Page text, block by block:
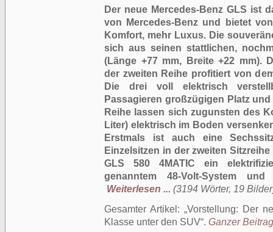
Der neue Mercedes-Benz GLS ist
von Mercedes-Benz und bietet
Komfort, mehr Luxus. Die
sich aus seinen stattlichen,
(Länge +77 mm, Breite +22 mm).
der zweiten Reihe profitiert von
Die drei voll elektrisch
Passagieren großzügigen Platz
Reihe lassen sich zugunsten des
Liter) elektrisch im Boden
Erstmals ist auch eine
Einzelsitzen in der zweiten
GLS 580 4MATIC ein
genanntem 48-Volt-System und
Weiterlesen ... (3194 Wörter, 19
Gesamter Artikel:
Vorstellung: Der
Klasse unter den SUV . Ganzer